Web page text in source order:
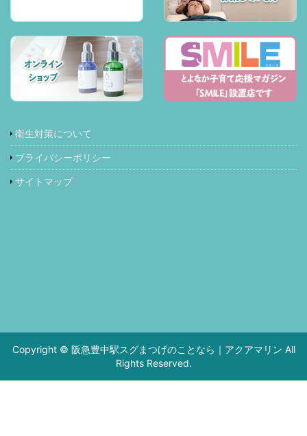
衛生対策について
プライバシーポリシー
サイトマップ
Copyright © 阪急豊中駅スグまつげのことなら｜アクアマリン All
Rights Reserved.